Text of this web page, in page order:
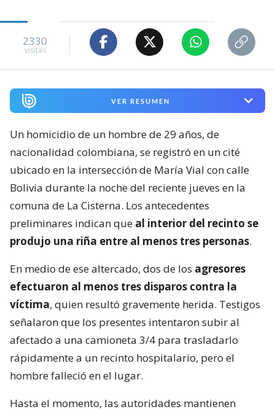
2330
visitas
VER RESUMEN
Un homicidio de un hombre de 29 años, de
nacionalidad colombiana, se registró en un cité
ubicado en la intersección de María Vial con calle
Bolivia durante la noche del reciente jueves en la
comuna de La Cisterna. Los antecedentes
preliminares indican que al interior del recinto se
produjo una riña entre al menos tres personas.
En medio de ese altercado, dos de los agresores
efectuaron al menos tres disparos contra la
víctima, quien resultó gravemente herida. Testigos
señalaron que los presentes intentaron subir al
afectado a una camioneta 3/4 para trasladarlo
rápidamente a un recinto hospitalario, pero el
hombre falleció en el lugar.
Hasta el momento, las autoridades mantienen